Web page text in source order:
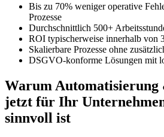
Bis zu 70% weniger operative
Prozesse
Durchschnittlich 500+
ROI typischerweise innerhalb von
Skalierbare Prozesse ohne
DSGVO-konforme Lösungen mit
Warum
jetzt für Ihr
sinnvoll ist